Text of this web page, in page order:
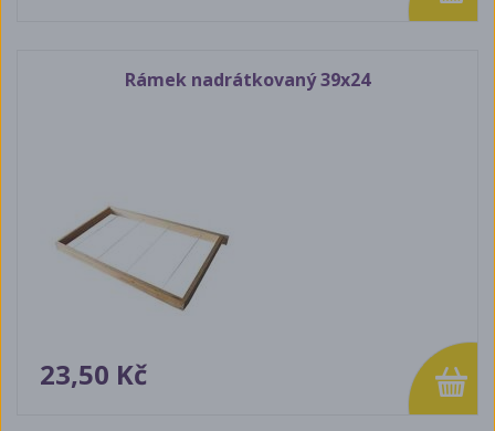
Rámek nadrátkovaný 39x24
23,50 Kč